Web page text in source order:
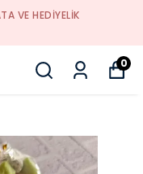
VE HEDIYELIK
0